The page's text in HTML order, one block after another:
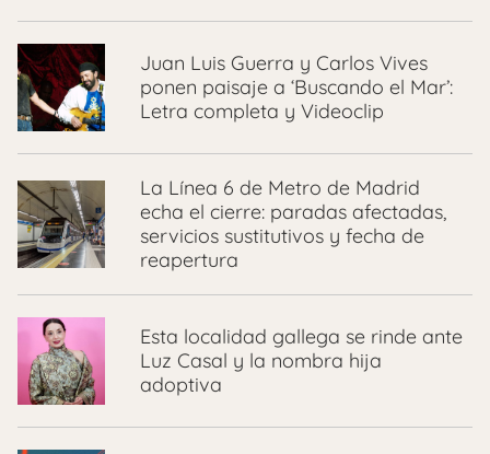
Juan Luis Guerra y Carlos Vives
ponen paisaje a ‘Buscando el Mar’:
Letra completa y Videoclip
La Línea 6 de Metro de Madrid
echa el cierre: paradas afectadas,
servicios sustitutivos y fecha de
reapertura
Esta localidad gallega se rinde ante
Luz Casal y la nombra hija
adoptiva